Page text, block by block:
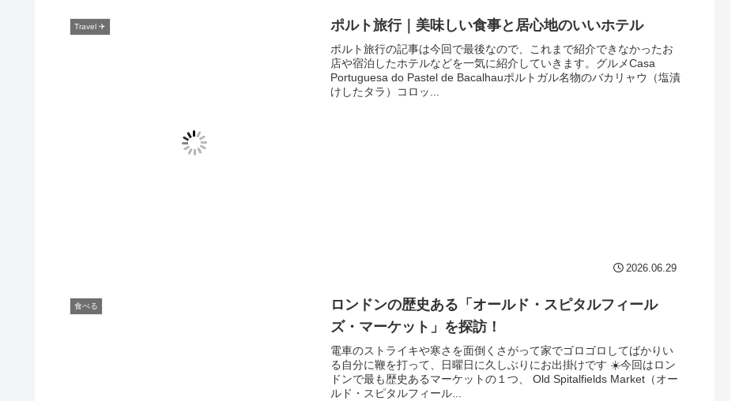
Travel ✈️ ポルト旅行｜美味しい食事と居心地のいいホテル
ポルト旅行の記事は今回で最後なので、これまで紹介できなかったお
店や宿泊したホテルなどを一気に紹介していきます。グルメCasa
Portuguesa do Pastel de Bacalhauポルトガル名物のバカリャウ（塩漬
けしたタラ）コロッ...
2026.06.29
食べる
ロンドンの歴史ある「オールド・スピタルフィール
ズ・マーケット」を探訪！
電車のストライキや寒さを面倒くさがって家でゴロゴロしてばかりい
る自分に鞭を打って、日曜日に久しぶりにお出掛けです ☀️今回はロン
ドンで最も歴史あるマーケットの１つ、 Old Spitalfields Market（オー
ルド・スピタルフィール...